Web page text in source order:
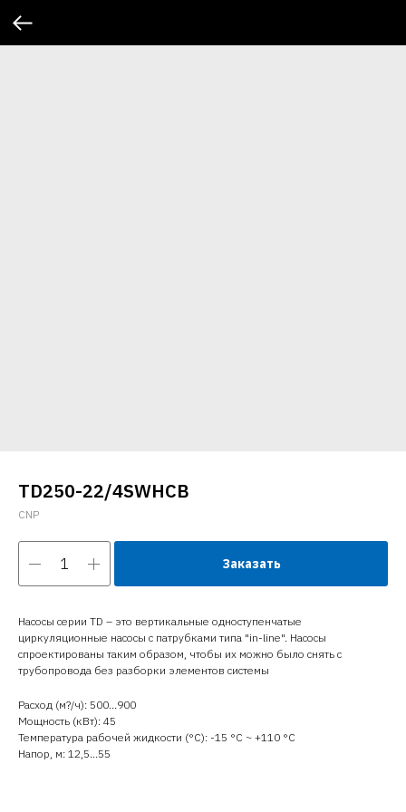
TD250-22/4SWHCB
CNP
Заказать
Насосы серии TD – это вертикальные одноступенчатые
циркуляционные насосы с патрубками типа "in-line". Насосы
спроектированы таким образом, чтобы их можно было снять с
трубопровода без разборки элементов системы
Расход (м?/ч): 500…900
Мощность (кВт): 45
Температура рабочей жидкости (°C): -15 °С ~ +110 °С
Напор, м: 12,5…55